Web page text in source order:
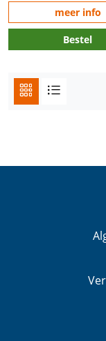
meer info
Bestel